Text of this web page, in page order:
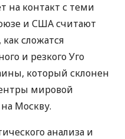
на контакт с теми
и США считают
сложатся
и резкого Уго
который склонен
мировой
Москву.
анализа и